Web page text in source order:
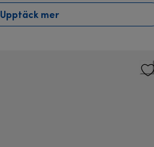
Upptäck mer